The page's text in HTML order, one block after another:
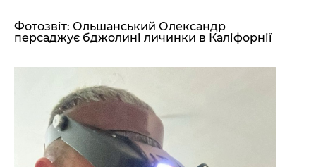
Фотозвіт: Ольшанський Олександр
персаджує бджолині личинки в Каліфорнії